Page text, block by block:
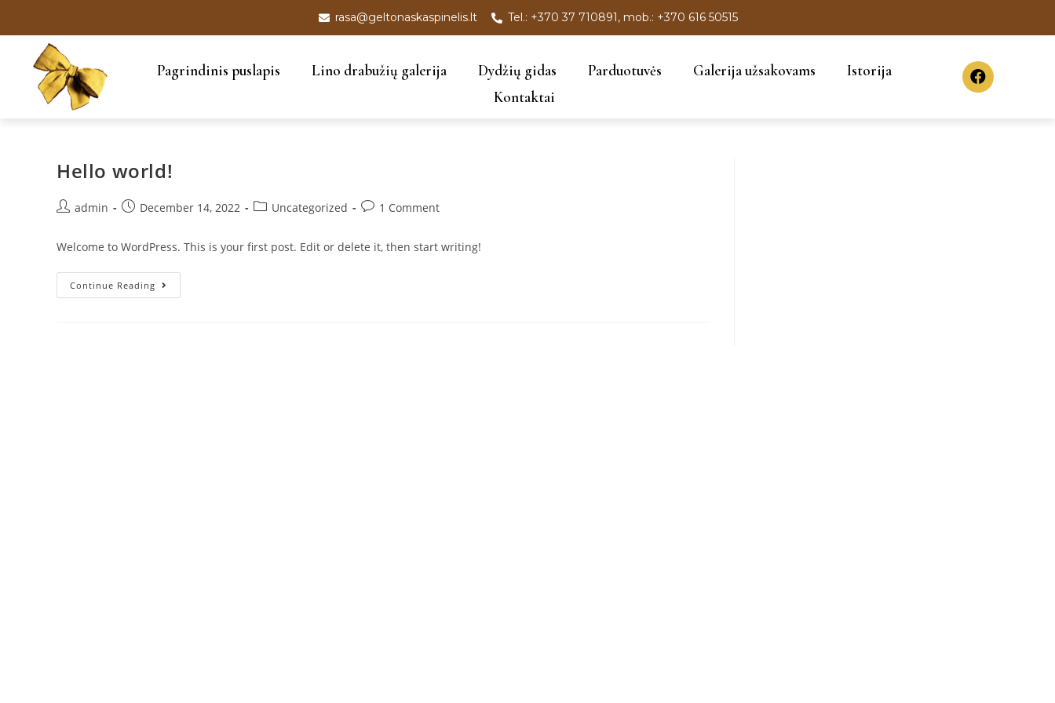
rasa@geltonaskaspinelis.lt Tel.: +370 37 710891, mob.: +370 616 50515
Pagrindinis puslapis Lino drabužių galerija Dydžių gidas Parduotuvės Galerija užsakovams
Istorija
Kontaktai
Hello world!
admin December 14, 2022 Uncategorized 1 Comment
Welcome to WordPress. This is your first post. Edit or delete it, then start writing!
Continue Reading